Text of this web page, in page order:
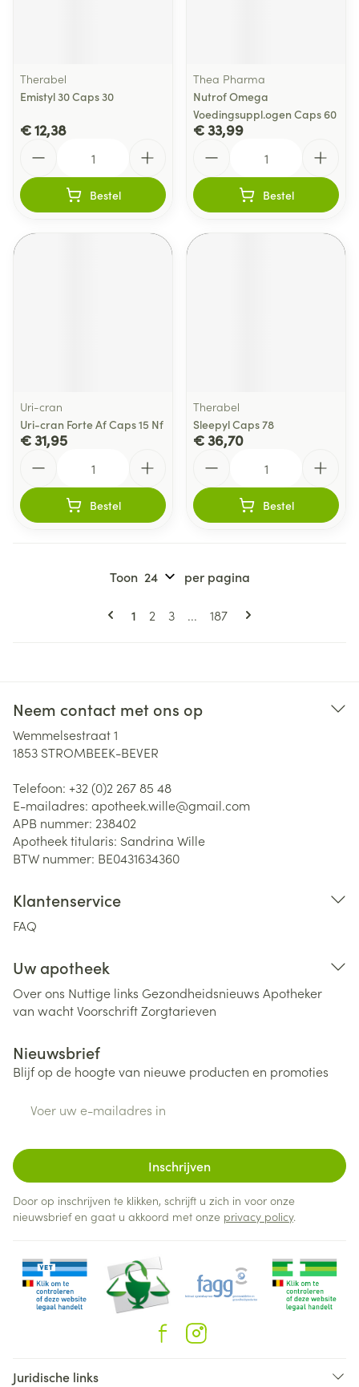
Therabel
Emistyl 30 Caps 30
€ 12,38
Bestel
Thea Pharma
Nutrof Omega
Voedingsuppl.ogen Caps 60
€ 33,99
Bestel
Uri-cran
Uri-cran Forte Af Caps 15 Nf
€ 31,95
Bestel
Therabel
Sleepyl Caps 78
€ 36,70
Bestel
Pagina's
U lees momenteel pagina
1 Pagina
2 Pagina
3 ... Pagina
187
Toon per pagina
Neem contact met ons op
Wemmelsestraat 1
1853 STROMBEEK-BEVER
Telefoon: +32 (0)2 267 85 48
E-mailadres: apotheek.wille@gmail.com
APB nummer: 238402
Apotheek titularis: Sandrina Wille
BTW nummer: BE0431634360
Klantenservice
FAQ
Uw apotheek
Over ons Nuttige links Gezondheidsnieuws Apotheker
van wachtVoorschriftZorgtarieven
Nieuwsbrief
Blijf op de hoogte van nieuwe producten en promoties
Inschrijven
Door op inschrijven te klikken, schrijft u zich in voor onze
nieuwsbrief en gaat u akkoord met onze privacy policy.
Juridische links